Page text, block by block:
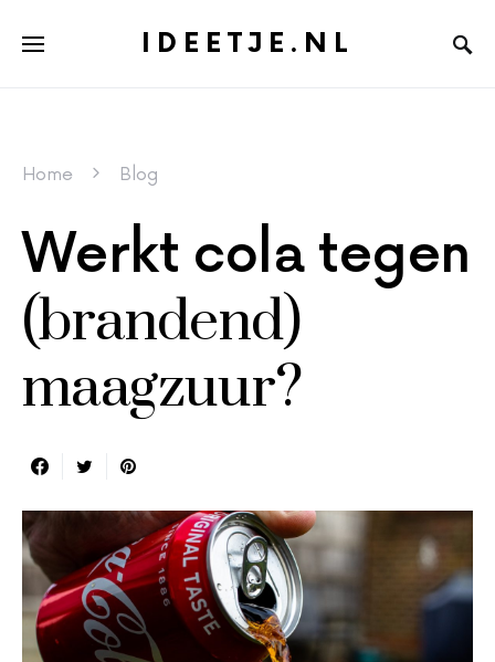
IDEETJE.NL
Home Blog
Werkt cola tegen
(brandend)
maagzuur?